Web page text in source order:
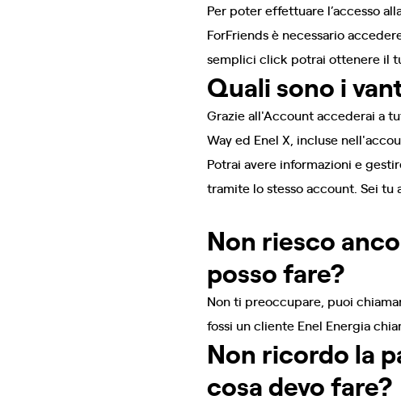
Per poter effettuare l’accesso
ForFriends è necessario
semplici click potrai ottenere il
Quali sono i
Grazie all'Account accederai a
Way ed Enel X, incluse
Potrai avere informazioni e
tramite lo stesso account. Sei tu
Non riesco
posso fare?
Non ti preoccupare, puoi
fossi un cliente Enel Energia
Non ricordo la
cosa devo fare?